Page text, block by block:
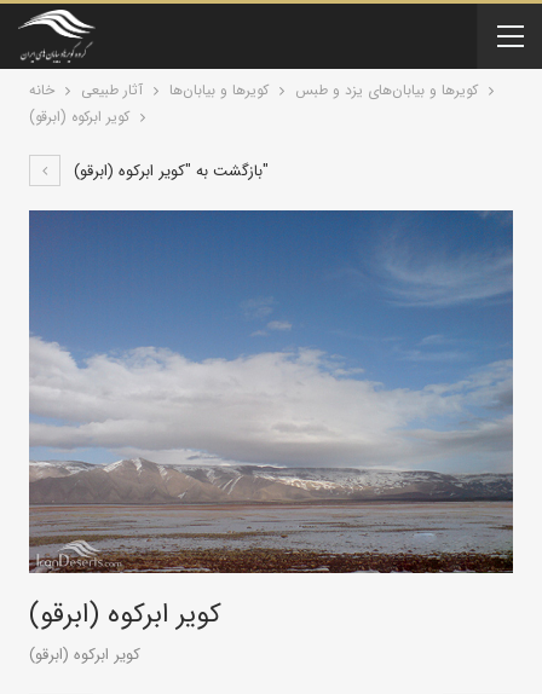
خانه آثار طبیعی کویرها و بیابان‌ها
کویرها و بیابان‌های یزد و طبس
کویر ابرکوه (ابرقو)
بازگشت به "کویر ابرکوه (ابرقو)"
کویر ابرکوه (ابرقو)
کویر ابرکوه (ابرقو)